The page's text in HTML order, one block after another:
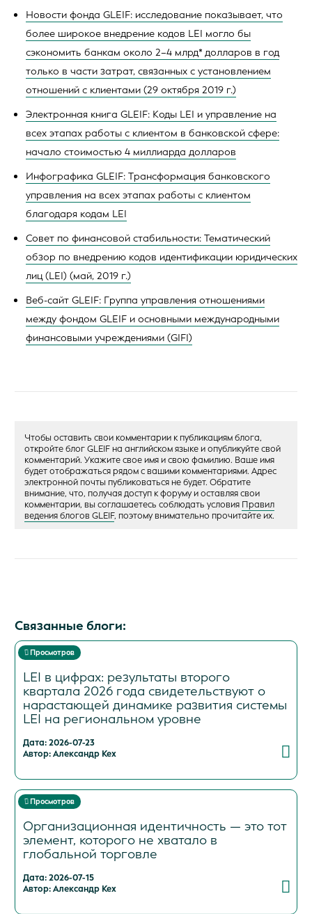
Новости фонда GLEIF: исследование показывает, что
более широкое внедрение кодов LEI могло бы
сэкономить банкам около 2–4 млрд* долларов в год
только в части затрат, связанных с установлением
отношений с клиентами (29 октября 2019 г.)
Электронная книга GLEIF: Коды LEI и управление на
всех этапах работы с клиентом в банковской сфере:
начало стоимостью 4 миллиарда долларов
Инфографика GLEIF: Трансформация банковского
управления на всех этапах работы с клиентом
благодаря кодам LEI
Совет по финансовой стабильности: Тематический
обзор по внедрению кодов идентификации юридических
лиц (LEI) (май, 2019 г.)
Веб-сайт GLEIF: Группа управления отношениями
между фондом GLEIF и основными международными
финансовыми учреждениями (GIFI)
Чтобы оставить свои комментарии к публикациям блога,
откройте блог GLEIF на английском языке и опубликуйте свой
комментарий. Укажите свое имя и свою фамилию. Ваше имя
будет отображаться рядом с вашими комментариями. Адрес
электронной почты публиковаться не будет. Обратите
внимание, что, получая доступ к форуму и оставляя свои
комментарии, вы соглашаетесь соблюдать условия Правил
ведения блогов GLEIF, поэтому внимательно прочитайте их.
Связанные блоги:
Просмотров
LEI в цифрах: результаты второго
квартала 2026 года свидетельствуют о
нарастающей динамике развития системы
LEI на региональном уровне
Дата: 2026-07-23
Автор: Александр Кех
Просмотров
Организационная идентичность — это тот
элемент, которого не хватало в
глобальной торговле
Дата: 2026-07-15
Автор: Александр Кех